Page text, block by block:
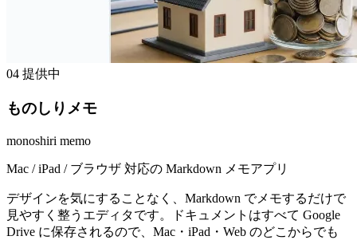
04 提供中
ものしりメモ
monoshiri memo
Mac / iPad / ブラウザ 対応の Markdown メモアプリ
デザインを気にすることなく、Markdown でメモするだけで
見やすく整うエディタです。ドキュメントはすべて Google
Drive に保存されるので、Mac・iPad・Web のどこからでも